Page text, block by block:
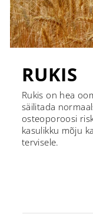
RUKIS
Rukis on hea
säilitada
osteoporoosi
kasulikku mõju
tervisele.